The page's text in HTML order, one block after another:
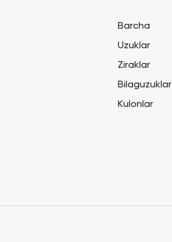
Barcha
Uzuklar
Ziraklar
Bilaguzuklar
Kulonlar